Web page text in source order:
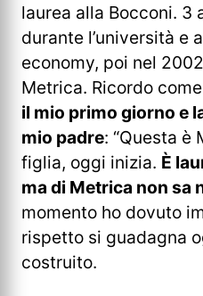
laurea alla Bocconi. 3
durante l’università e
economy, poi nel
Metrica. Ricordo
il mio primo giorno e
mio padre: “Questa è
figlia, oggi inizia. È
ma di Metrica non sa
momento ho dovuto
rispetto si guadagna
costruito.